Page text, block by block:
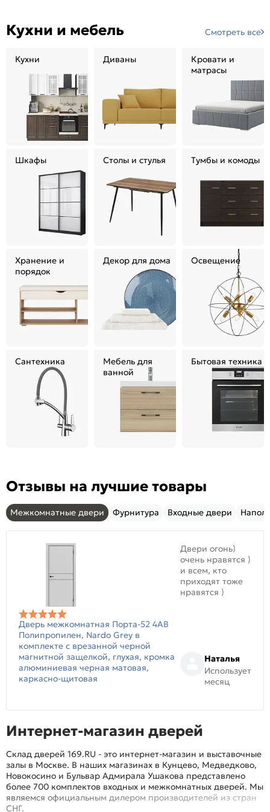
Кухни и мебель Смотреть все
Кухни Диваны
Кровати и
матрасы
Шкафы Столы и стулья Тумбы и комоды
Хранение и
порядок
Декор для дома Освещение
Сантехника
Мебель для
ванной
Бытовая техника
Отзывы на лучшие товары
Межкомнатные двери Фурнитура Входные двери
Дверь межкомнатная Порта-52 4AB
Полипропилен, Nardo Grey в
комплекте с врезанной черной
магнитной защелкой, глухая, кромка
алюминиевая черная матовая,
каркасно-щитовая
Двери огонь)
очень нравятся )
и всем, кто
приходят тоже
нравятся )
Наталья
Использует
месяц
Интернет-магазин дверей
Склад дверей 169.RU - это интернет-магазин и выставочные
залы в Москве. В наших магазинах в Кунцево, Медведково,
Новокосино и Бульвар Адмирала Ушакова представлено
более 700 комплектов входных и межкомнатных дверей. Мы
являемся официальным дилером производителей из стран
СНГ.